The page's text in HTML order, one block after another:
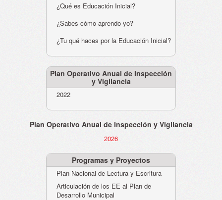
¿Qué es Educación Inicial?
¿Sabes cómo aprendo yo?
¿Tu qué haces por la Educación Inicial?
Plan Operativo Anual de Inspección
y Vigilancia
2022
Plan Operativo Anual de Inspección y Vigilancia
2026
Programas y Proyectos
Plan Nacional de Lectura y Escritura
Articulación de los EE al Plan de
Desarrollo Municipal